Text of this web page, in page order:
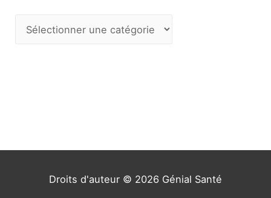
Droits d'auteur © 2026 Génial Santé